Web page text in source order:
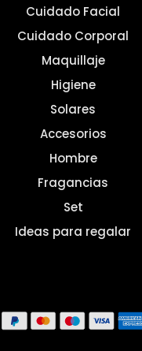
Cuidado Facial
Cuidado Corporal
Maquillaje
Higiene
Solares
Accesorios
Hombre
Fragancias
Set
Ideas para regalar